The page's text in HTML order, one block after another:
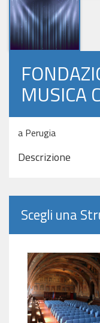
MUSICA
a Perugia
Descrizione
Scegli una